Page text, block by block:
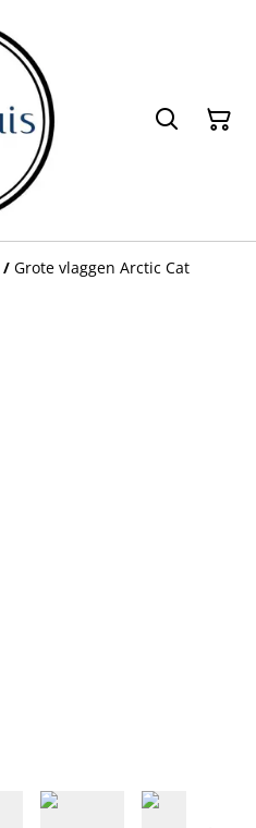
/ Grote vlaggen Arctic Cat